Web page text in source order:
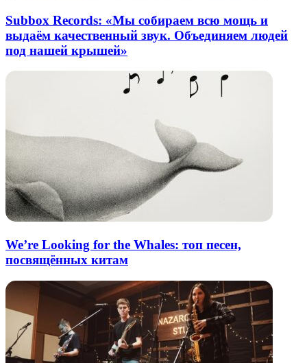
Subbox Records: «Мы собираем всю мощь и
выдаём качественный звук. Объединяем людей
под нашей крышей»
We’re Looking for the Whales: топ песен,
посвящённых китам